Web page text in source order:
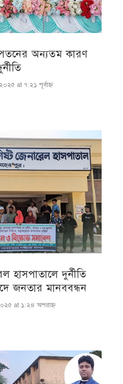
অন্যতম কারণ
at ৭:২১ পূর্বাহ্ণ
হাসপাতালে দুর্নীতি
জনতার মানববন্ধন
at ১:২৪ অপরাহ্ণ